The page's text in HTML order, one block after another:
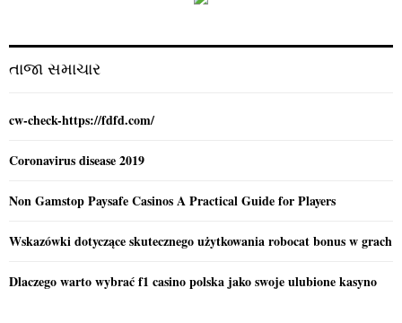
:
તાજા સમાચાર
cw-check-https://fdfd.com/
Coronavirus disease 2019
Non Gamstop Paysafe Casinos A Practical Guide for Players
Wskazówki dotyczące skutecznego użytkowania robocat bonus w grach
Dlaczego warto wybrać f1 casino polska jako swoje ulubione kasyno